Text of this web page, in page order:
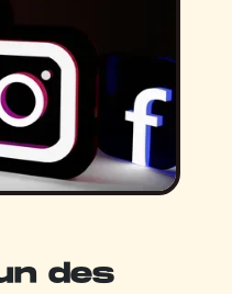
des